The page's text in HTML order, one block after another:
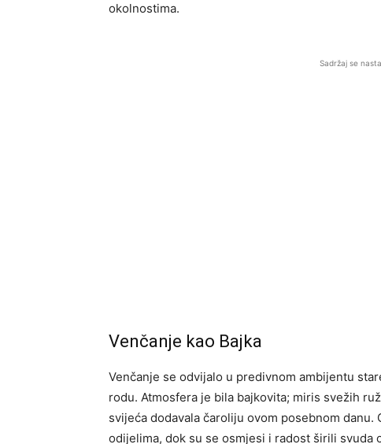
okolnostima.
Sadržaj se
Venčanje kao Bajka
Venčanje se odvijalo u predivnom ambijentu
rodu. Atmosfera je bila bajkovita; miris svežih
svijeća dodavala čaroliju ovom posebnom
odijelima, dok su se osmjesi i radost širili